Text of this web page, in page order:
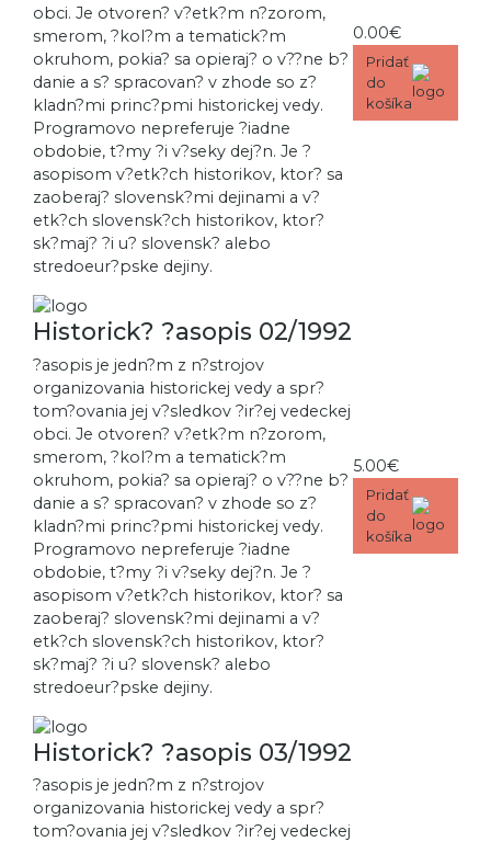
obci. Je otvoren? v?etk?m n?zorom,
smerom, ?kol?m a tematick?m
okruhom, pokia? sa opieraj? o v??ne b?
danie a s? spracovan? v zhode so z?
kladn?mi princ?pmi historickej vedy.
Programovo nepreferuje ?iadne
obdobie, t?my ?i v?seky dej?n. Je ?
asopisom v?etk?ch historikov, ktor? sa
zaoberaj? slovensk?mi dejinami a v?
etk?ch slovensk?ch historikov, ktor?
sk?maj? ?i u? slovensk? alebo
stredoeur?pske dejiny.
0.00€
Pridať
do
košíka
Historick? ?asopis 02/1992
?asopis je jedn?m z n?strojov
organizovania historickej vedy a spr?
tom?ovania jej v?sledkov ?ir?ej vedeckej
obci. Je otvoren? v?etk?m n?zorom,
smerom, ?kol?m a tematick?m
okruhom, pokia? sa opieraj? o v??ne b?
danie a s? spracovan? v zhode so z?
kladn?mi princ?pmi historickej vedy.
Programovo nepreferuje ?iadne
obdobie, t?my ?i v?seky dej?n. Je ?
asopisom v?etk?ch historikov, ktor? sa
zaoberaj? slovensk?mi dejinami a v?
etk?ch slovensk?ch historikov, ktor?
sk?maj? ?i u? slovensk? alebo
stredoeur?pske dejiny.
5.00€
Pridať
do
košíka
Historick? ?asopis 03/1992
?asopis je jedn?m z n?strojov
organizovania historickej vedy a spr?
tom?ovania jej v?sledkov ?ir?ej vedeckej